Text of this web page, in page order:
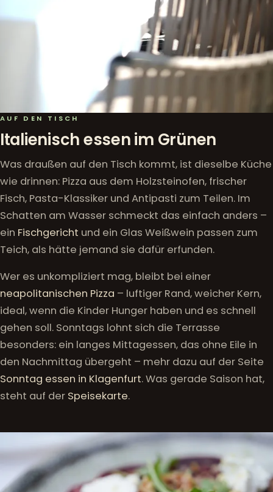
AUF DEN TISCH
Italienisch essen im Grünen
Was draußen auf den Tisch kommt, ist dieselbe Küche
wie drinnen: Pizza aus dem Holzsteinofen, frischer
Fisch, Pasta-Klassiker und Antipasti zum Teilen. Im
Schatten am Wasser schmeckt das einfach anders –
ein Fischgericht und ein Glas Weißwein passen zum
Teich, als hätte jemand sie dafür erfunden.
Wer es unkompliziert mag, bleibt bei einer
neapolitanischen Pizza – luftiger Rand, weicher Kern,
ideal, wenn die Kinder Hunger haben und es schnell
gehen soll. Sonntags lohnt sich die Terrasse
besonders: ein langes Mittagessen, das ohne Eile in
den Nachmittag übergeht – mehr dazu auf der Seite
Sonntag essen in Klagenfurt. Was gerade Saison hat,
steht auf der Speisekarte.